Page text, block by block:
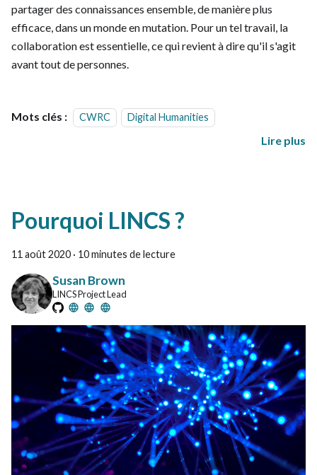
partager des connaissances ensemble, de manière plus
efficace, dans un monde en mutation. Pour un tel travail, la
collaboration est essentielle, ce qui revient à dire qu'il s'agit
avant tout de personnes.
Mots clés : CWRC Digital Humanities
Lire plus
Pourquoi LINCS ?
11 août 2020 · 10 minutes de lecture
Susan Brown
LINCS Project Lead